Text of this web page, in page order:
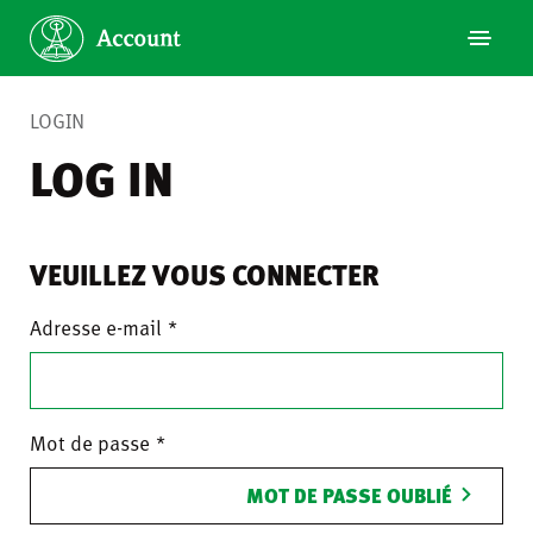
LOGIN
LOG IN
VEUILLEZ VOUS CONNECTER
Adresse e-mail
Mot de passe
MOT DE PASSE OUBLIÉ